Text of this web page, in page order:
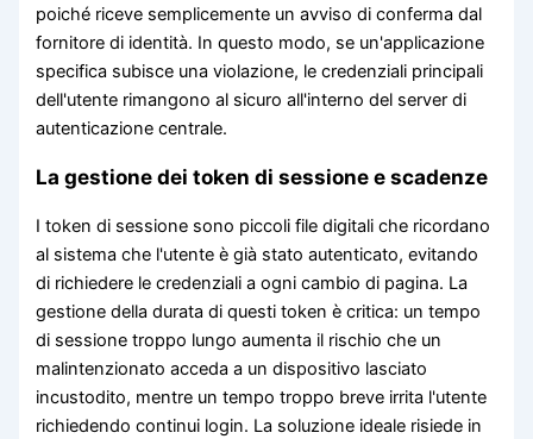
poiché riceve semplicemente un avviso di conferma dal
fornitore di identità. In questo modo, se un'applicazione
specifica subisce una violazione, le credenziali principali
dell'utente rimangono al sicuro all'interno del server di
autenticazione centrale.
La gestione dei token di sessione e scadenze
I token di sessione sono piccoli file digitali che ricordano
al sistema che l'utente è già stato autenticato, evitando
di richiedere le credenziali a ogni cambio di pagina. La
gestione della durata di questi token è critica: un tempo
di sessione troppo lungo aumenta il rischio che un
malintenzionato acceda a un dispositivo lasciato
incustodito, mentre un tempo troppo breve irrita l'utente
richiedendo continui login. La soluzione ideale risiede in